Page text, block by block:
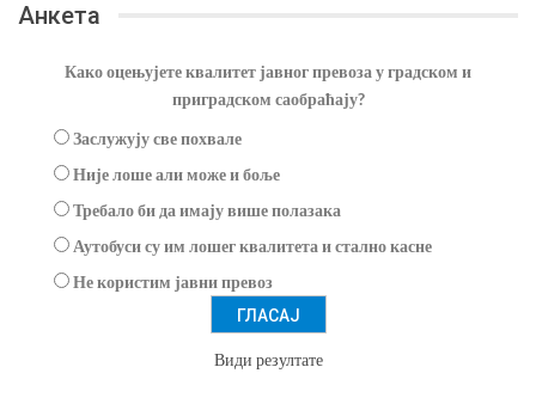
Анкета
Како оцењујете квалитет јавног превоза у градском и
приградском саобраћају?
Заслужују све похвале
Није лоше али може и боље
Требало би да имају више полазака
Аутобуси су им лошег квалитета и стално касне
Не користим јавни превоз
Види резултате